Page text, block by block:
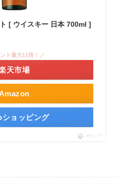
[ ウイスキー 日本 700ml ]
ト最大11倍！／
天市場
ショッピング
ポチップ